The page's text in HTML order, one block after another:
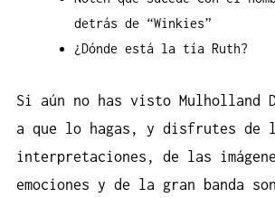
detrás de “Winkies”
¿Dónde está la tía Ruth?
Si aún no has visto Mulholland
a que lo hagas, y disfrutes de
interpretaciones, de las
emociones y de la gran banda